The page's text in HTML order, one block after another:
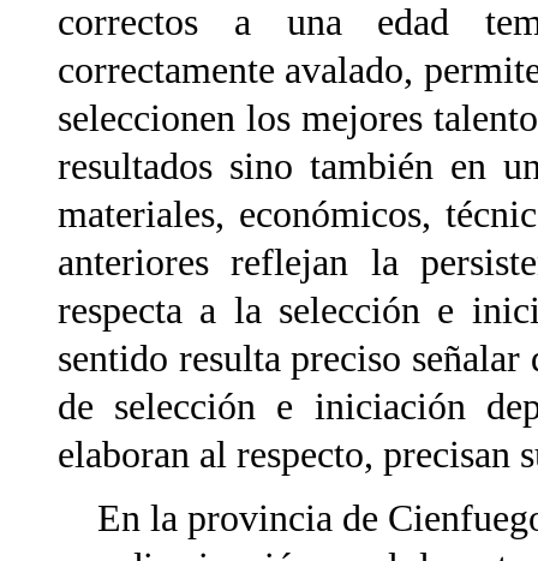
correctos a una edad
correctamente avalado,
seleccionen los mejores
resultados sino también en
materiales, económicos,
anteriores reflejan la
respecta a la selección e
sentido resulta preciso
de selección e iniciación
elaboran al respecto, precisan
En la provincia de